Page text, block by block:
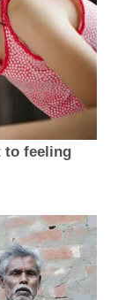
to feeling